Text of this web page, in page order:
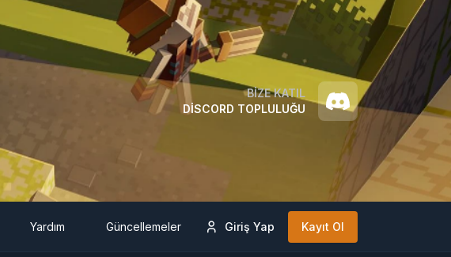
BIZE KATIL
DISCORD TOPLULUĞU
Giriş Yap Kayıt Ol
Yardım Güncellemeler